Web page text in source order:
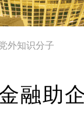
外知识分子
融助